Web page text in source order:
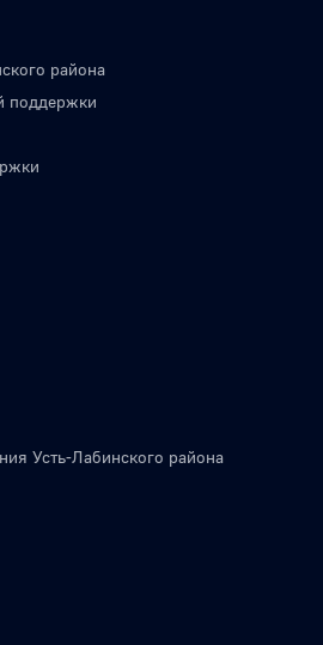
района
поддержки
Усть-Лабинского района